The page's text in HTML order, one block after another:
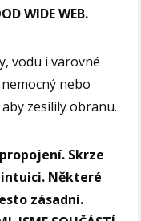
WIDE WEB.
vodu i varovné
nebo
zesílily obranu.
Skrze
Některé
zásadní.